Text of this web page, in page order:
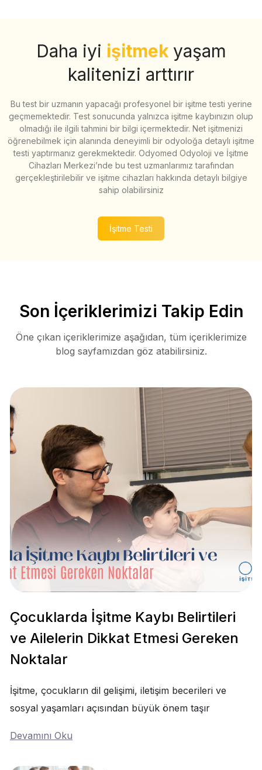
Daha iyi işitmek yaşam
kalitenizi arttırır
Bu test bir uzmanın yapacağı profesyonel bir işitme testi yerine
geçmemektedir. Test sonucunda yalnızca işitme kaybınızın olup
olmadığı ile ilgili tahmini bir bilgi içermektedir. Net işitmenizi
öğrenebilmek için alanında deneyimli bir odyoloğa detaylı işitme
testi yaptırmanız gerekmektedir. Odyomed Odyoloji ve İşitme
Cihazları Merkezi’nde bu test uzmanlarımız tarafından
gerçekleştirilebilir ve işitme cihazları hakkında detaylı bilgiye
sahip olabilirsiniz
İşitme Testi
Son İçeriklerimizi Takip Edin
Öne çıkan içeriklerimize aşağıdan, tüm içeriklerimize
blog sayfamızdan göz atabilirsiniz.
Çocuklarda İşitme Kaybı Belirtileri
ve Ailelerin Dikkat Etmesi Gereken
Noktalar
İşitme, çocukların dil gelişimi, iletişim becerileri ve
sosyal yaşamları açısından büyük önem taşır
Devamını Oku